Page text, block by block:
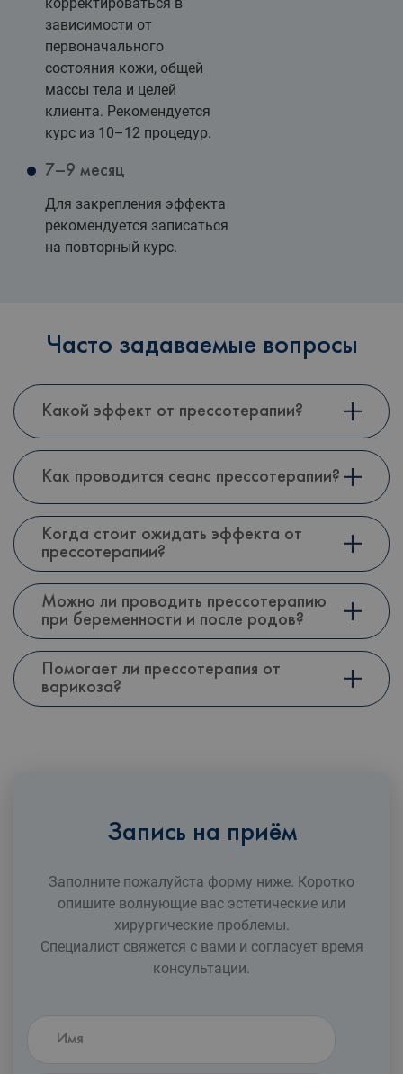
зависимости от
первоначального
состояния кожи, общей
массы тела и целей
клиента. Рекомендуется
курс из 10–12 процедур.
7–9 месяц
Для закрепления эффекта
рекомендуется записаться
на повторный курс.
Часто задаваемые вопросы
Какой эффект от прессотерапии?
Как проводится сеанс прессотерапии?
Когда стоит ожидать эффекта от
прессотерапии?
Можно ли проводить прессотерапию
при беременности и после родов?
Помогает ли прессотерапия от
варикоза?
Запись на приём
Заполните пожалуйста форму ниже. Коротко
опишите волнующие вас эстетические или
xирургические проблемы.
Специалист свяжется с вами и согласует время
консультации.